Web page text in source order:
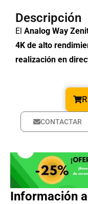
Descripción
El Analog Way
4K de alto
realización en
CONTACTAR
Información